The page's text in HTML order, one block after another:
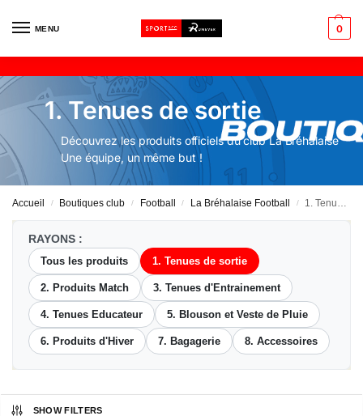
MENU 0
1. Tenues de sortie
Découvrez les produits officiels du club La Bréhalaise
Une équipe, un même but !
Accueil / Boutiques club / Football / La Bréhalaise Football / 1. Tenues de sortie
RAYONS :
Tous les produits
1. Tenues de sortie
2. Produits Match 3. Tenues d'Entrainement
4. Tenues Educateur 5. Blouson et Veste de Pluie
6. Produits d'Hiver 7. Bagagerie 8. Accessoires
SHOW FILTERS